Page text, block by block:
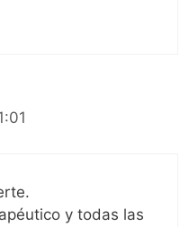
y todas las